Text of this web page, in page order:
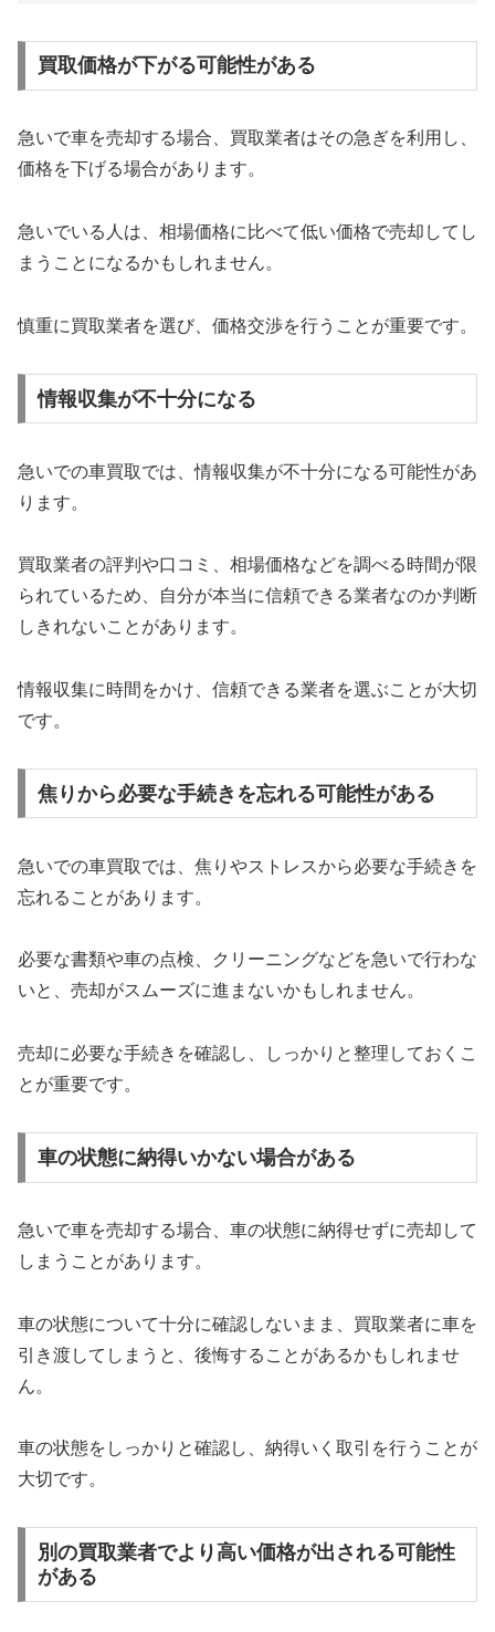
買取価格が下がる可能性がある
急いで車を売却する場合、買取業者はその急ぎを利用し、
価格を下げる場合があります。
急いでいる人は、相場価格に比べて低い価格で売却してし
まうことになるかもしれません。
慎重に買取業者を選び、価格交渉を行うことが重要です。
情報収集が不十分になる
急いでの車買取では、情報収集が不十分になる可能性があ
ります。
買取業者の評判や口コミ、相場価格などを調べる時間が限
られているため、自分が本当に信頼できる業者なのか判断
しきれないことがあります。
情報収集に時間をかけ、信頼できる業者を選ぶことが大切
です。
焦りから必要な手続きを忘れる可能性がある
急いでの車買取では、焦りやストレスから必要な手続きを
忘れることがあります。
必要な書類や車の点検、クリーニングなどを急いで行わな
いと、売却がスムーズに進まないかもしれません。
売却に必要な手続きを確認し、しっかりと整理しておくこ
とが重要です。
車の状態に納得いかない場合がある
急いで車を売却する場合、車の状態に納得せずに売却して
しまうことがあります。
車の状態について十分に確認しないまま、買取業者に車を
引き渡してしまうと、後悔することがあるかもしれませ
ん。
車の状態をしっかりと確認し、納得いく取引を行うことが
大切です。
別の買取業者でより高い価格が出される可能性
がある